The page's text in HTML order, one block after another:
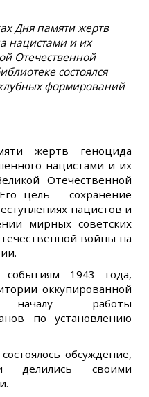
Дня памяти жертв
нацистами и их
Отечественной
состоялся
формирований
жертв геноцида
нацистами и их
Отечественной
цель – сохранение
нацистов и
мирных советских
войны на
событиям 1943 года,
оккупированной
работы
по установлению
обсуждение,
делились своими